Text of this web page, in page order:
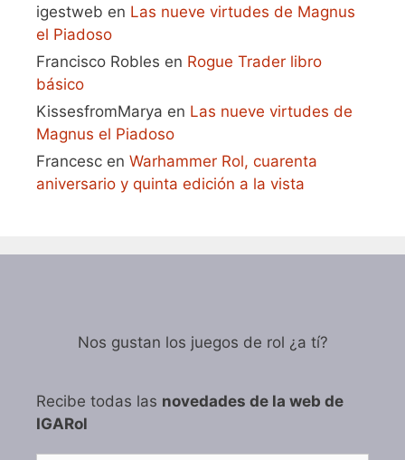
igestweb en Las nueve virtudes de Magnus
el Piadoso
Francisco Robles en Rogue Trader libro
básico
KissesfromMarya en Las nueve virtudes de
Magnus el Piadoso
Francesc en Warhammer Rol, cuarenta
aniversario y quinta edición a la vista
Nos gustan los juegos de rol ¿a tí?
Recibe todas las novedades de la web de
IGARol